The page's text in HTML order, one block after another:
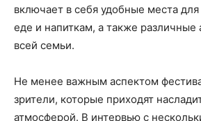
включает в себя удобные места
еде и напиткам, а также различные
всей семьи.
Не менее важным аспектом
зрители, которые приходят
атмосферой. В интервью с